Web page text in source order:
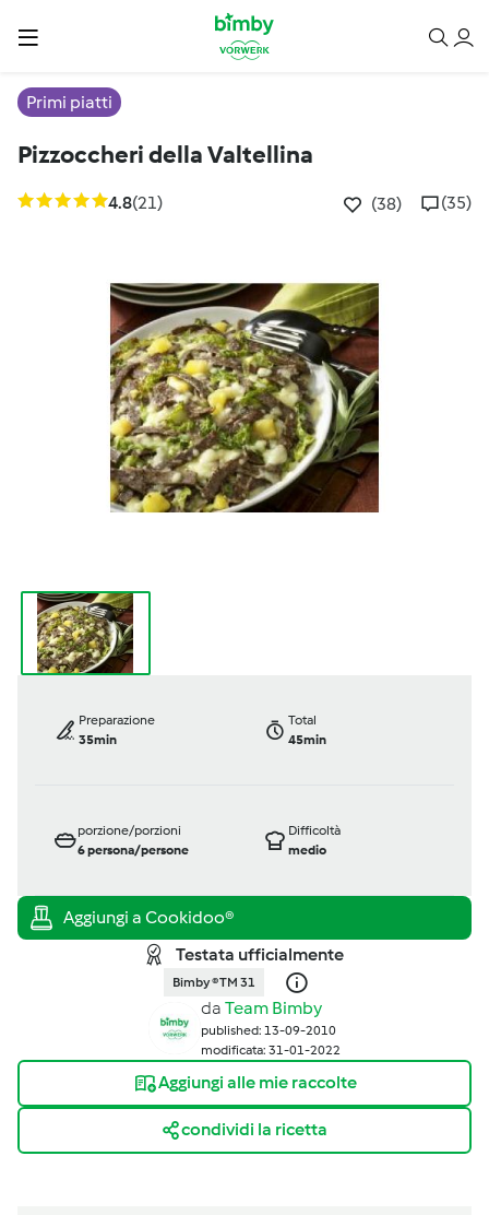
Primi piatti
Pizzoccheri della Valtellina
4.8(21) (38) (35)
Preparazione
35min
Total
45min
porzione/porzioni
6persona/persone
Difficoltà
medio
Testata ufficialmente
Bimby ® TM 31
da Team Bimby
published: 13-09-2010
modificata: 31-01-2022
Aggiungi alle mie raccolte
condividi la ricetta